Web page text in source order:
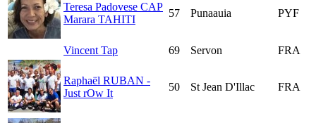
Teresa Padovese CAP
Marara TAHITI
57 Punaauia PYF
Vincent Tap 69 Servon FRA
Raphaël RUBAN -
Just rOw It
50 St Jean D'Illac FRA